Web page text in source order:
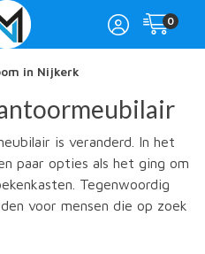
0
in Nijkerk
is veranderd. In het
paar opties als het ging om
Tegenwoordig
voor mensen die op zoek